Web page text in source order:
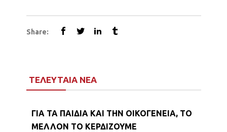
Share:
ΤΕΛΕΥΤΑΙΑ ΝΕΑ
ΓΙΑ ΤΑ ΠΑΙΔΙΑ ΚΑΙ ΤΗΝ ΟΙΚΟΓΕΝΕΙΑ, ΤΟ
ΜΕΛΛΟΝ ΤΟ ΚΕΡΔΙΖΟΥΜΕ